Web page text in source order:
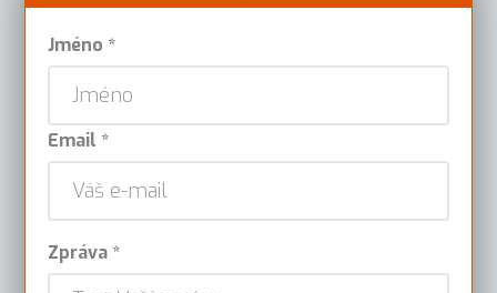
Jméno *
Email *
Zpráva *